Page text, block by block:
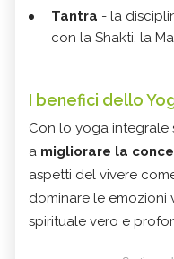
Tantra - la
con la Shakti, la
I benefici dello
Con lo yoga integrale
a migliorare la
aspetti del vivere
dominare le emozioni
spirituale vero e